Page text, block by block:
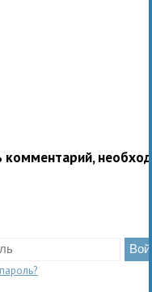
комментарий,